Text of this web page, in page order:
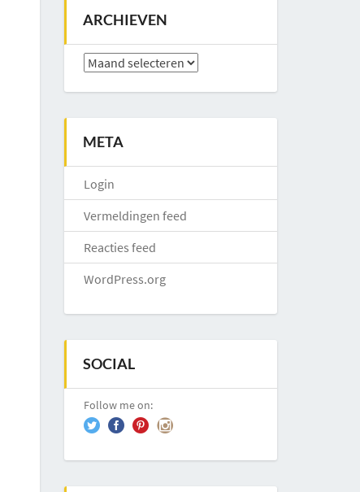
ARCHIEVEN
Archieven
META
Login
Vermeldingen feed
Reacties feed
WordPress.org
SOCIAL
Follow me on: